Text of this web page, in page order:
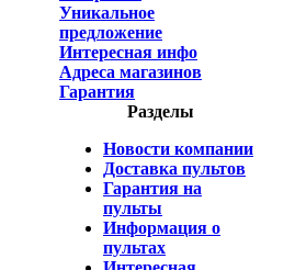
Уникальное
предложение
Интересная инфо
Адреса магазинов
Гарантия
Разделы
Новости компании
Доставка пультов
Гарантия на
пульты
Информация о
пультах